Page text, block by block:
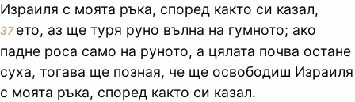
Израиля с моята ръка, според както си казал,
37ето, аз ще туря руно вълна на гумното; ако
падне роса само на руното, а цялата почва остане
суха, тогава ще позная, че ще освободиш Израиля
с моята ръка, според както си казал.